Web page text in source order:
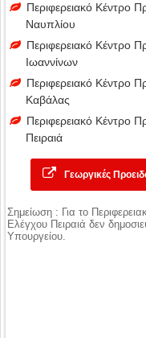
Περιφερειακό Κέντρο
Ναυπλίου
Περιφερειακό Κέντρο
Ιωαννίνων
Περιφερειακό Κέντρο
Καβάλας
Περιφερειακό Κέντρο
Πειραιά
Γεωργικές
Σημείωση : Για το
Ελέγχου Πειραιά δεν
Υπουργείου.